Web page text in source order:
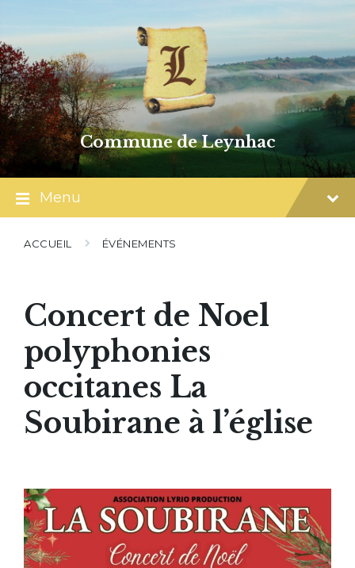
content
main
navigation
footer
Commune de Leynhac
Menu
ACCUEIL ÉVÉNEMENTS
Concert de Noel
polyphonies
occitanes La
Soubirane à l’église